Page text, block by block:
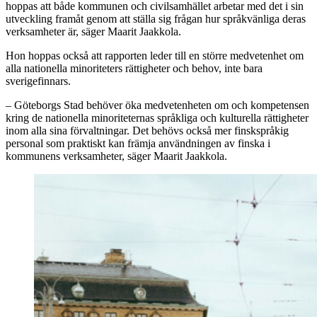
hoppas att både kommunen och civilsamhället arbetar med det i sin
utveckling framåt genom att ställa sig frågan hur språkvänliga deras
verksamheter är, säger Maarit Jaakkola.
Hon hoppas också att rapporten leder till en större medvetenhet om
alla nationella minoriteters rättigheter och behov, inte bara
sverigefinnars.
– Göteborgs Stad behöver öka medvetenheten om och kompetensen
kring de nationella minoriteternas språkliga och kulturella rättigheter
inom alla sina förvaltningar. Det behövs också mer finskspråkig
personal som praktiskt kan främja användningen av finska i
kommunens verksamheter, säger Maarit Jaakkola.